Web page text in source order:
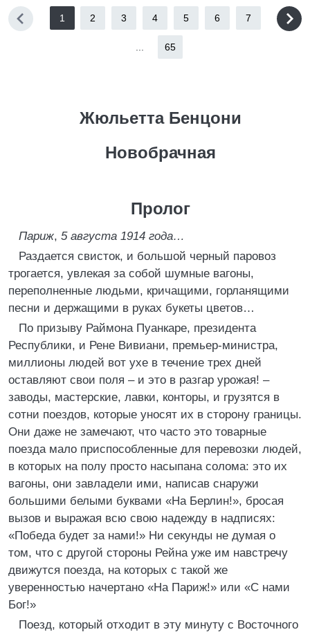
1 2 3 4 5 6 7
65
Жюльетта Бенцони
Новобрачная
Пролог
Париж, 5 августа 1914 года…
Раздается свисток, и большой черный паровоз
трогается, увлекая за собой шумные вагоны,
переполненные людьми, кричащими, горланящими
песни и держащими в руках букеты цветов…
По призыву Раймона Пуанкаре, президента
Республики, и Рене Вивиани, премьер-министра,
миллионы людей вот ухе в течение трех дней
оставляют свои поля – и это в разгар урожая! –
заводы, мастерские, лавки, конторы, и грузятся в
сотни поездов, которые уносят их в сторону границы.
Они даже не замечают, что часто это товарные
поезда мало приспособленные для перевозки людей,
в которых на полу просто насыпана солома: это их
вагоны, они завладели ими, написав снаружи
большими белыми буквами «На Берлин!», бросая
вызов и выражая всю свою надежду в надписях:
«Победа будет за нами!» Ни секунды не думая о
том, что с другой стороны Рейна уже им навстречу
движутся поезда, на которых с такой же
уверенностью начертано «На Париж!» или «С нами
Бог!»
Поезд, который отходит в эту минуту с Восточного